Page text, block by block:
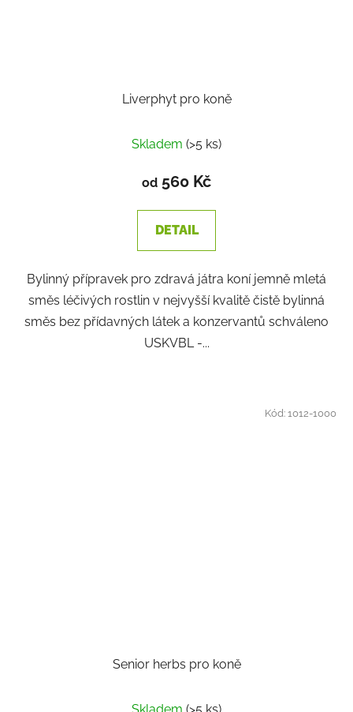
Liverphyt pro koně
Skladem (>5 ks)
od 560 Kč
DETAIL
Bylinný přípravek pro zdravá játra koní jemně mletá
směs léčivých rostlin v nejvyšší kvalitě čistě bylinná
směs bez přídavných látek a konzervantů schváleno
USKVBL -...
Senior herbs pro koně
Kód:1012-1000